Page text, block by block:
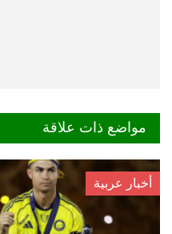
مواضع ذات علاقة
أخبار عربية